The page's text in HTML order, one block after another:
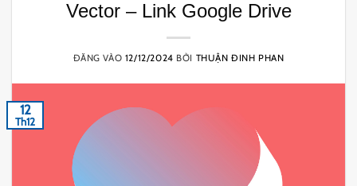
Vector – Link Google Drive
ĐĂNG VÀO 12/12/2024 BỞI THUẬN ĐINH PHAN
12
Th12